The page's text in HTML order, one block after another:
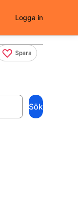
Logga in
Spara
Sök